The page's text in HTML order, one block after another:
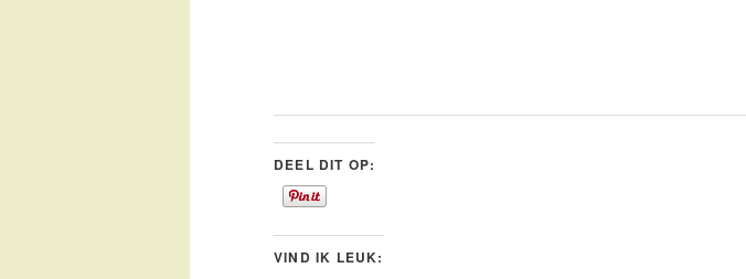
DEEL DIT OP:
VIND IK LEUK: